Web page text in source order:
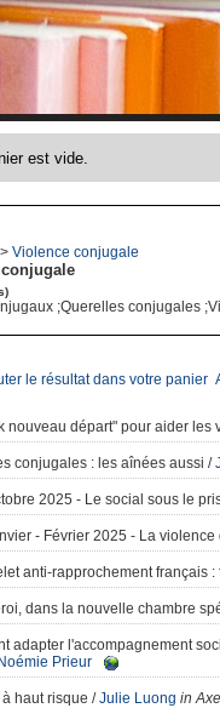
Violence conjugale
;Querelles conjugales
le résultat dans votre panier
nouveau départ" pour aider les
conjugales: les aînées aussi /
2025 - Le social sous le
- Février 2025 - La
anti-rapprochement français:
dans la nouvelle chambre
adapter l'accompagnement
Noémie Prieur
haut risque /Julie Luong in